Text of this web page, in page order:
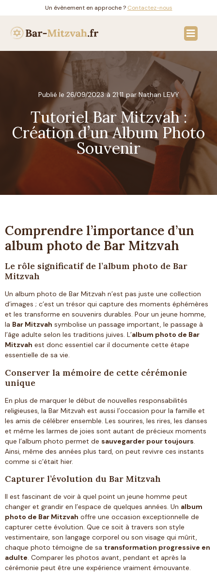
Un évènement en approche ? Contactez-nous
Publié le 26/09/2023 à 21:11 par Nathan LEVY
Tutoriel Bar Mitzvah :
Création d’un Album Photo
Souvenir
Comprendre l’importance d’un
album photo de Bar Mitzvah
Le rôle significatif de l’album photo de Bar
Mitzvah
Un album photo de Bar Mitzvah n’est pas juste une collection
d’images ; c’est un trésor qui capture des moments éphémères
et les transforme en souvenirs durables. Pour un jeune homme,
la Bar Mitzvah symbolise un passage important, le passage à
l’âge adulte selon les traditions juives. L’album photo de Bar
Mitzvah est donc essentiel car il documente cette étape
essentielle de sa vie.
Conserver la mémoire de cette cérémonie
unique
En plus de marquer le début de nouvelles responsabilités
religieuses, la Bar Mitzvah est aussi l’occasion pour la famille et
les amis de célébrer ensemble. Les sourires, les rires, les danses
et même les larmes de joies sont autant de précieux moments
que l’album photo permet de sauvegarder pour toujours.
Ainsi, même des années plus tard, on peut revivre ces instants
comme si c’était hier.
Capturer l’évolution du Bar Mitzvah
Il est fascinant de voir à quel point un jeune homme peut
changer et grandir en l’espace de quelques années. Un album
photo de Bar Mitzvah offre une occasion exceptionnelle de
capturer cette évolution. Que ce soit à travers son style
vestimentaire, son langage corporel ou son visage qui mûrit,
chaque photo témoigne de sa transformation progressive en
adulte. Comparer les photos avant, pendant et après la
cérémonie peut être une expérience vraiment émouvante.